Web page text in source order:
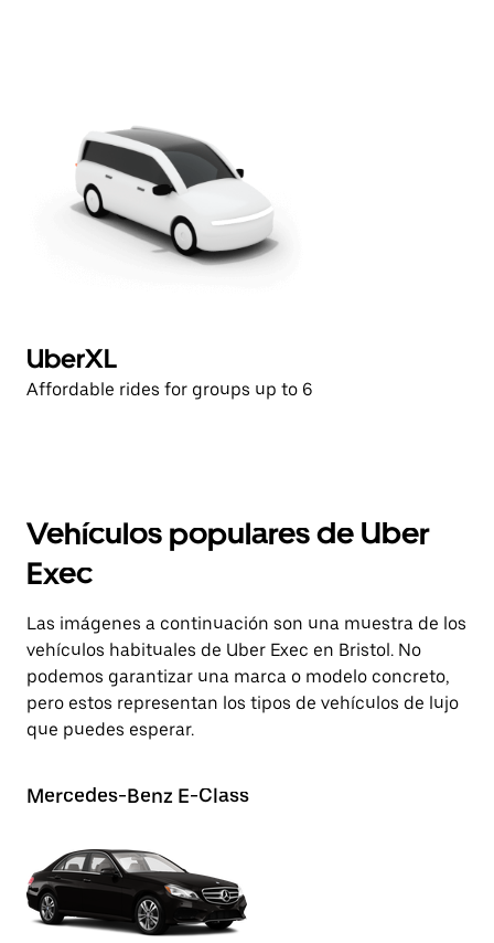
UberXL
Affordable rides for groups up to 6
Vehículos populares de Uber
Exec
Las imágenes a continuación son una muestra de los
vehículos habituales de Uber Exec en Bristol. No
podemos garantizar una marca o modelo concreto,
pero estos representan los tipos de vehículos de lujo
que puedes esperar.
Mercedes-Benz E-Class